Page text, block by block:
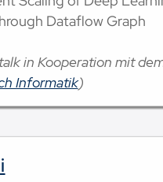
Dataflow Graph
in Kooperation mit
Informatik)